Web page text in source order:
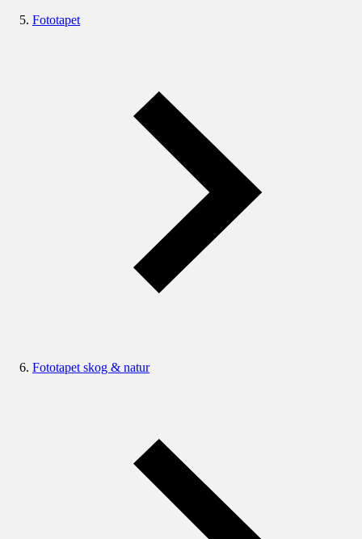
Fototapet
Fototapet skog & natur